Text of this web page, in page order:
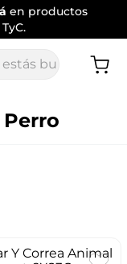
a $120.000
buscando
Perro